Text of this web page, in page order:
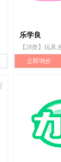
乐学良
立即询价